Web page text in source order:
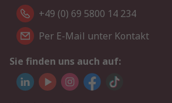
+49 (0) 69 5800 14 234
Per E-Mail unter Kontakt
Sie finden uns auch auf: